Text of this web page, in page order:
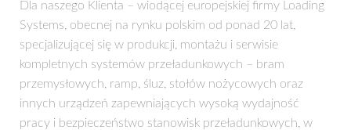
Dla naszego Klienta – wiodącej europejskiej firmy Loading
Systems, obecnej na rynku polskim od ponad 20 lat,
specjalizującej się w produkcji, montażu i serwisie
kompletnych systemów przeładunkowych – bram
przemysłowych, ramp, śluz, stołów nożycowych oraz
innych urządzeń zapewniających wysoką wydajność
pracy i bezpieczeństwo stanowisk przeładunkowych, w